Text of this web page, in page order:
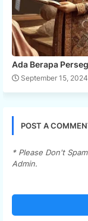
Ada Berapa
September 15, 2024
POST A
* Please Don't
Admin.